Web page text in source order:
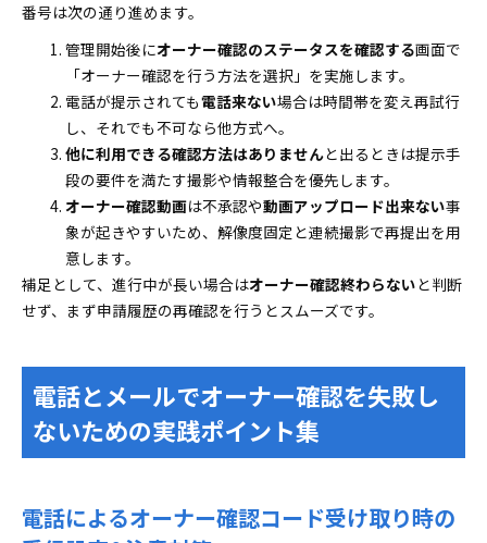
番号は次の通り進めます。
管理開始後にオーナー確認のステータスを確認する画面で
「オーナー確認を行う方法を選択」を実施します。
電話が提示されても電話来ない場合は時間帯を変え再試行
し、それでも不可なら他方式へ。
他に利用できる確認方法はありませんと出るときは提示手
段の要件を満たす撮影や情報整合を優先します。
オーナー確認動画は不承認や動画アップロード出来ない事
象が起きやすいため、解像度固定と連続撮影で再提出を用
意します。
補足として、進行中が長い場合はオーナー確認終わらないと判断
せず、まず申請履歴の再確認を行うとスムーズです。
電話とメールでオーナー確認を失敗し
ないための実践ポイント集
電話によるオーナー確認コード受け取り時の